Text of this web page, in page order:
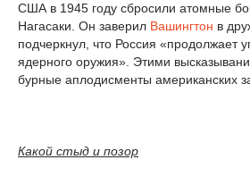
США в 1945 году сбросили атомные
Нагасаки. Он заверил Вашингтон в
подчеркнул, что Россия «продолжает
ядерного оружия». Этими
бурные аплодисменты американских
Какой стыд и позор